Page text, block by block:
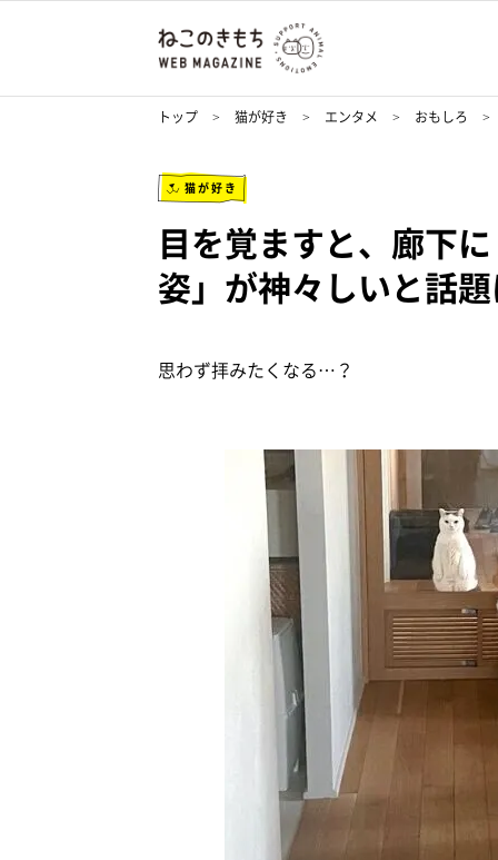
トップ 猫が好き エンタメ おもしろ
猫が好き
目を覚ますと、廊下
姿」が神々しいと話
思わず拝みたくなる…？